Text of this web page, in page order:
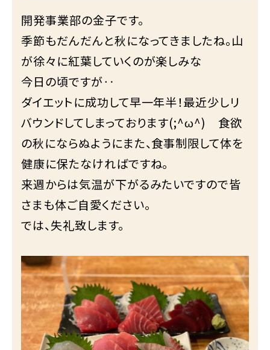
開発事業部の金子です。
季節もだんだんと秋になってきましたね。山
が徐々に紅葉していくのが楽しみな
今日の頃ですが‥
ダイエットに成功して早一年半！最近少しリ
バウンドしてしまっております(;^ω^) 食欲
の秋にならぬようにまた、食事制限して体を
健康に保たなければですね。
来週からは気温が下がるみたいですので皆
さまも体ご自愛ください。
では、失礼致します。